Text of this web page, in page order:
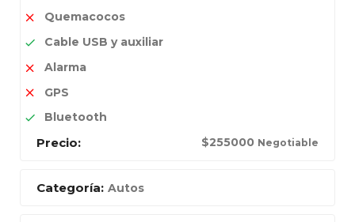
Quemacocos
Cable USB y auxiliar
Alarma
GPS
Bluetooth
Precio: $255000 Negotiable
Categoría: Autos